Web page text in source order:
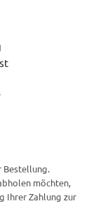
Bestellung.
möchten,
Ihrer Zahlung zur